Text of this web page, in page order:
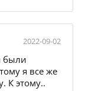
2022-09-02
были
я все же
К этому..